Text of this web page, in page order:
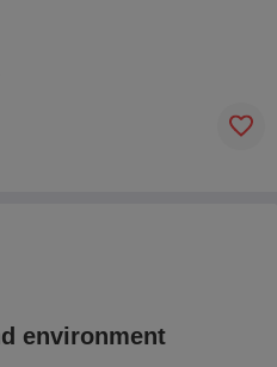
environment